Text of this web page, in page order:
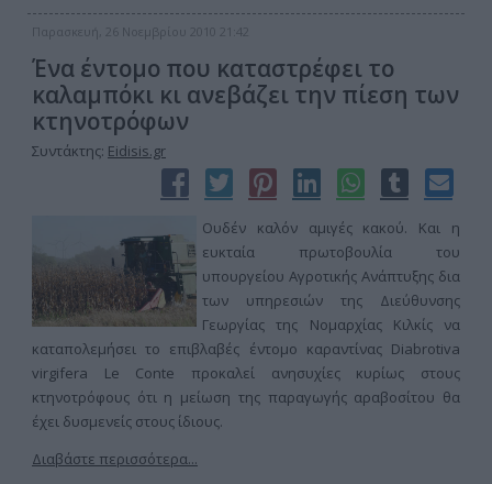
Παρασκευή, 26 Νοεμβρίου 2010 21:42
Ένα έντομο που καταστρέφει το
καλαμπόκι κι ανεβάζει την πίεση των
κτηνοτρόφων
Συντάκτης: Eidisis.gr
Ουδέν καλόν αμιγές κακού. Και η
ευκταία πρωτοβουλία του
υπουργείου Αγροτικής Ανάπτυξης δια
των υπηρεσιών της Διεύθυνσης
Γεωργίας της Νομαρχίας Κιλκίς να
καταπολεμήσει το επιβλαβές έντομο καραντίνας Diabrotiva
virgifera Le Conte προκαλεί ανησυχίες κυρίως στους
κτηνοτρόφους ότι η μείωση της παραγωγής αραβοσίτου θα
έχει δυσμενείς στους ίδιους.
Διαβάστε περισσότερα...